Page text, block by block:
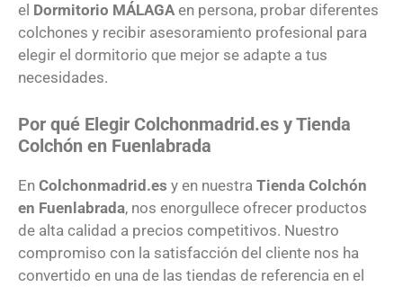
el Dormitorio MÁLAGAen persona, probar diferentes
colchones y recibir asesoramiento profesional para
elegir el dormitorio que mejor se adapte a tus
necesidades.
Por qué Elegir Colchonmadrid.es y Tienda
Colchón en Fuenlabrada
En Colchonmadrid.es y en nuestra Tienda Colchón
en Fuenlabrada, nos enorgullece ofrecer productos
de alta calidad a precios competitivos. Nuestro
compromiso con la satisfacción del cliente nos ha
convertido en una de las tiendas de referencia en el